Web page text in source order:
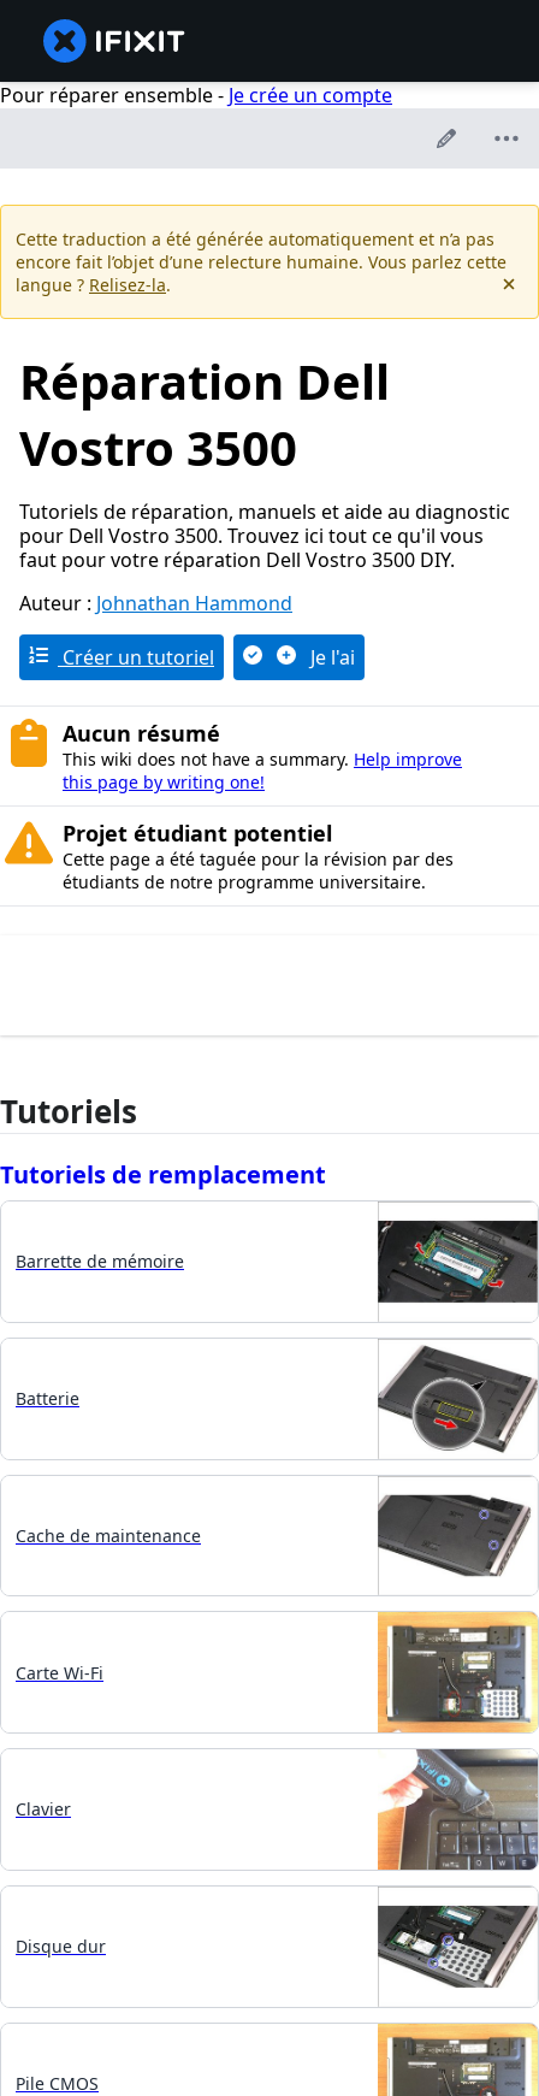
Pour réparer ensemble - Je crée un compte
Cette traduction a été générée automatiquement et n’a pas
encore fait l’objet d’une relecture humaine. Vous parlez cette
langue ? Relisez-la.
Réparation Dell
Vostro 3500
Tutoriels de réparation, manuels et aide au diagnostic
pour Dell Vostro 3500. Trouvez ici tout ce qu'il vous
faut pour votre réparation Dell Vostro 3500 DIY.
Auteur : Johnathan Hammond
Créer un tutoriel Je l'ai
Aucun résumé
This wiki does not have a summary. Help improve
this page by writing one!
Projet étudiant potentiel
Cette page a été taguée pour la révision par des
étudiants de notre programme universitaire.
Tutoriels
Tutoriels de remplacement
Barrette de mémoire
Batterie
Cache de maintenance
Carte Wi-Fi
Clavier
Disque dur
Pile CMOS